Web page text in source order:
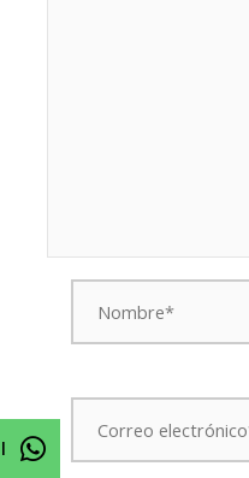
Nombre*
Correo
electrónico*